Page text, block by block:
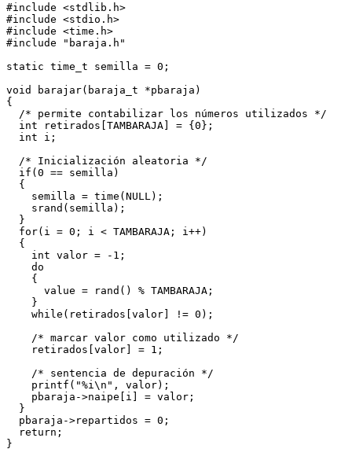
#include <stdlib.h>
#include <stdio.h>
#include <time.h>
#include "baraja.h"
static time_t semilla = 0;
void barajar(baraja_t *pbaraja)
{
  /* permite contabilizar los números utilizados */
  int retirados[TAMBARAJA] = {0};
  int i;
  /* Inicialización aleatoria */
  if(0 == semilla)
  {
    semilla = time(NULL);
    srand(semilla);
  }
  for(i = 0; i < TAMBARAJA; i++)
  {
    int valor = -1;
    do
    {
      value = rand() % TAMBARAJA;
    }
    while(retirados[valor] != 0);
    /* marcar valor como utilizado */
    retirados[valor] = 1;
    /* sentencia de depuración */
    printf("%i\n", valor);
    pbaraja->naipe[i] = valor;
  }
  pbaraja->repartidos = 0;
  return;